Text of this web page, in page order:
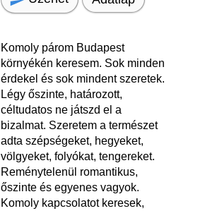
Komoly párom Budapest
környékén keresem. Sok minden
érdekel és sok mindent szeretek.
Légy őszinte, határozott,
céltudatos ne játszd el a
bizalmat. Szeretem a természet
adta szépségeket, hegyeket,
völgyeket, folyókat, tengereket.
Reménytelenül romantikus,
őszinte és egyenes vagyok.
Komoly kapcsolatot keresek,